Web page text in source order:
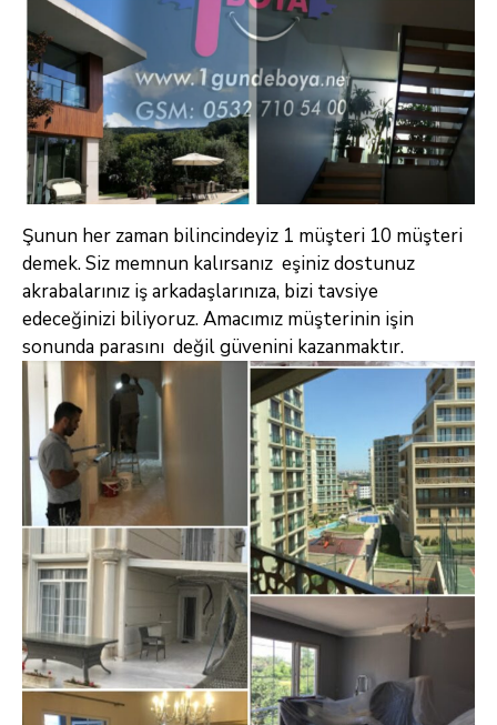
Şunun her zaman bilincindeyiz 1 müşteri 10 müşteri
demek. Siz memnun kalırsanız eşiniz dostunuz
akrabalarınız iş arkadaşlarınıza, bizi tavsiye
edeceğinizi biliyoruz. Amacımız müşterinin işin
sonunda parasını değil güvenini kazanmaktır.